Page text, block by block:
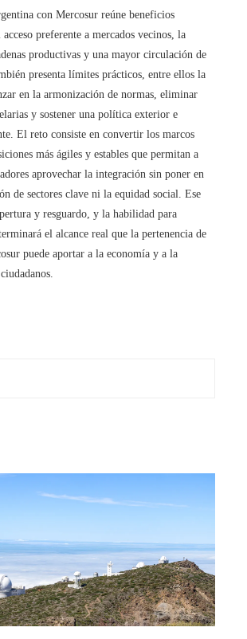
con Mercosur reúne beneficios
preferente a mercados vecinos, la
productivas y una mayor circulación de
presenta límites prácticos, entre ellos la
en la armonización de normas, eliminar
y sostener una política exterior e
El reto consiste en convertir los marcos
más ágiles y estables que permitan a
aprovechar la integración sin poner en
de sectores clave ni la equidad social. Ese
y resguardo, y la habilidad para
el alcance real que la pertenencia de
puede aportar a la economía y a la